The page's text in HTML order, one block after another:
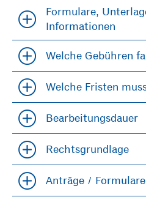
Accordion öfffnen und
Formulare,
Informationen
Accordion öfffnen und
Welche Gebühren
Accordion öfffnen und
Welche Fristen
Accordion öfffnen und
Bearbeitungsdauer
Accordion öfffnen und
Rechtsgrundlage
Accordion öfffnen und
Anträge / Formulare